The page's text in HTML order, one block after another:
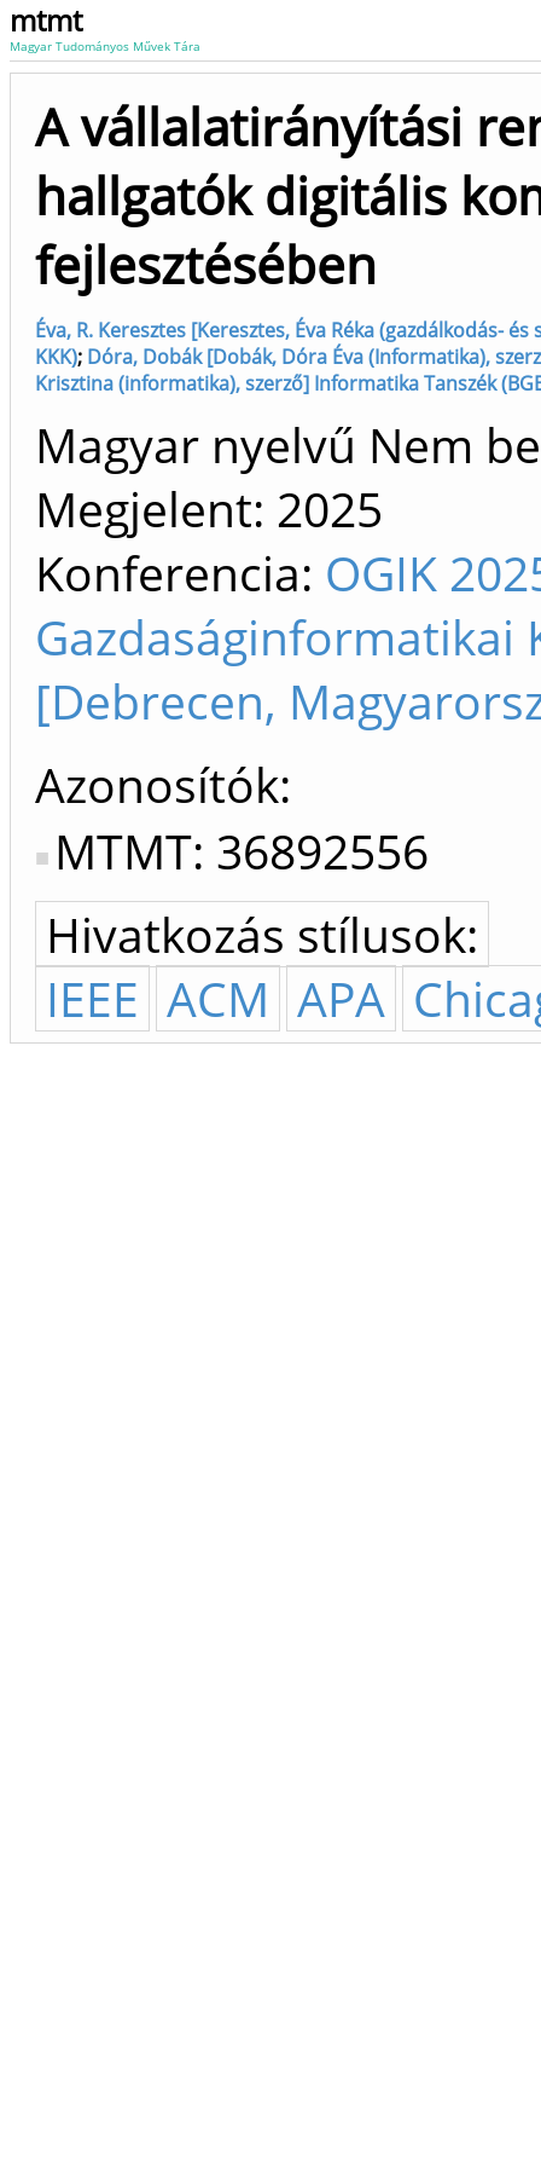
mtmt
Magyar Tudományos Művek Tára
A vállalatirányítási
hallgatók digitális
fejlesztésében
Éva, R. Keresztes [Keresztes, Éva Réka (gazdálkodás-
KKK); Dóra, Dobák [Dobák, Dóra Éva (Informatika),
Krisztina (informatika), szerző] Informatika Tanszék
Magyar nyelvű Nem
Megjelent: 2025
Konferencia: OGIK
Gazdaságinformatikai
[Debrecen,
Azonosítók
MTMT: 36892556
Hivatkozás stílusok:
IEEE ACM APA